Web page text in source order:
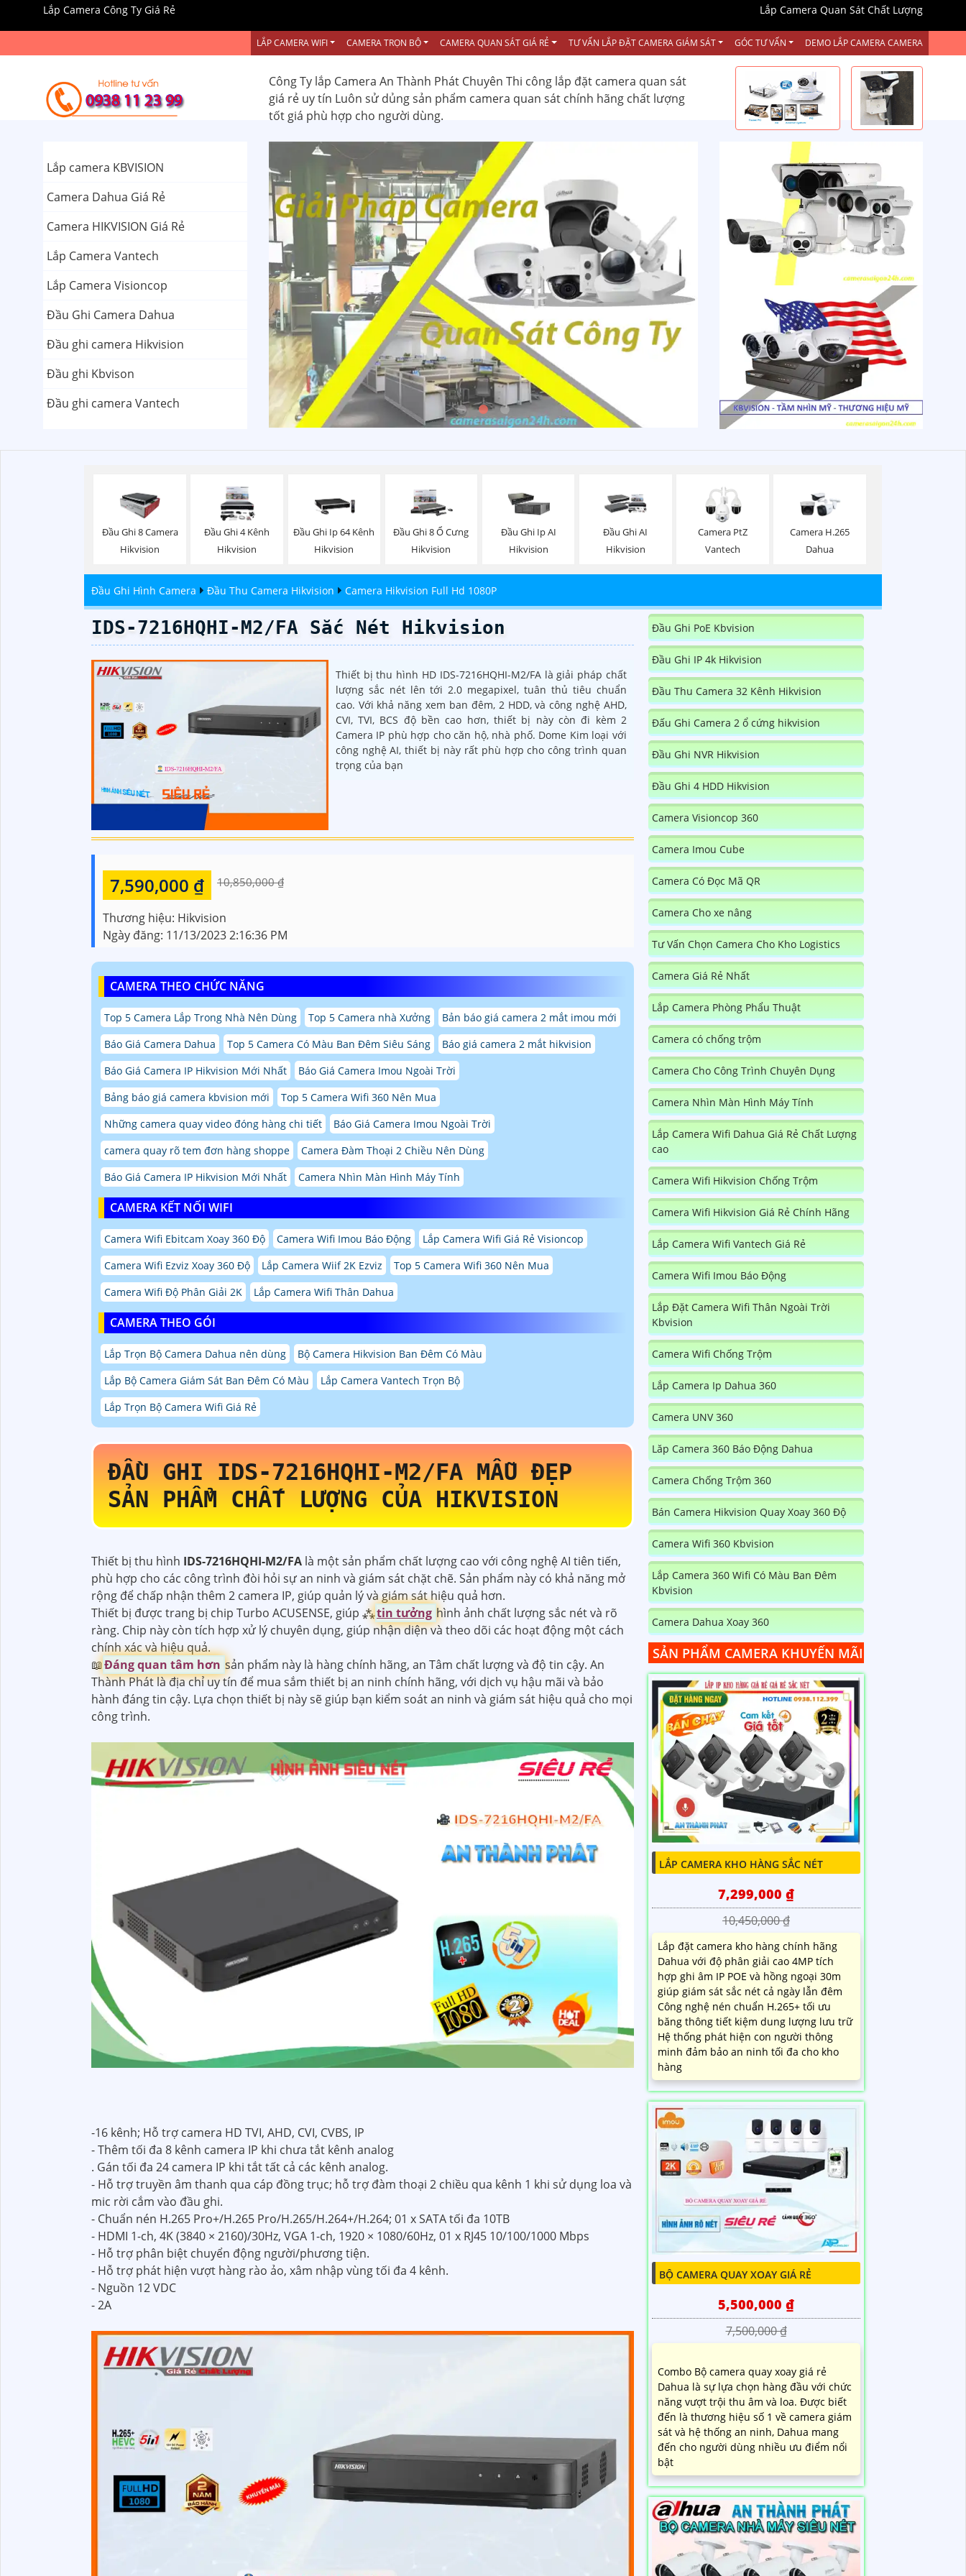
Lắp Camera Công Ty Giá Rẻ Lắp Camera Quan Sát Chất Lượng
LẮP CAMERA WIFI CAMERA TRỌN BỘ CAMERA QUAN SÁT GIÁ RẺ TƯ VẤN LẮP ĐẶT CAMERA GIÁM SÁT GÓC TƯ VẤN DEMO LẮP CAMERA CAMERA
Công Ty lắp Camera An Thành Phát Chuyên Thi công lắp đặt camera quan sát
giá rẻ uy tín Luôn sử dủng sản phẩm camera quan sát chính hãng chất lượng
tốt giá phù hợp cho người dùng.
Lắp camera KBVISION
Camera Dahua Giá Rẻ
Camera HIKVISION Giá Rẻ
Lắp Camera Vantech
Lắp Camera Visioncop
Đầu Ghi Camera Dahua
Đầu ghi camera Hikvision
Đầu ghi Kbvison
Đầu ghi camera Vantech
Đầu Ghi 8 Camera
Hikvision
Đầu Ghi 4 Kênh
Hikvision
Đầu Ghi Ip 64 Kênh
Hikvision
Đầu Ghi 8 Ổ Cưng
Hikvision
Đầu Ghi Ip AI
Hikvision
Đầu Ghi AI
Hikvision
Camera PtZ
Vantech
Camera H.265
Dahua
Đầu Ghi Hình Camera Đầu Thu Camera Hikvision Camera Hikvision Full Hd 1080P
IDS-7216HQHI-M2/FA Sắc Nét Hikvision
Thiết bị thu hình HD IDS-7216HQHI-M2/FA là giải pháp chất
lượng sắc nét lên tới 2.0 megapixel, tuân thủ tiêu chuẩn
cao. Với khả năng xem ban đêm, 2 HDD, và công nghệ AHD,
CVI, TVI, BCS độ bền cao hơn, thiết bị này còn đi kèm 2
Camera IP phù hợp cho căn hộ, nhà phố. Dome Kim loại với
công nghệ AI, thiết bị này rất phù hợp cho công trình quan
trọng của bạn
7,590,000 ₫ 10,850,000 ₫
Thương hiệu: Hikvision
Ngày đăng: 11/13/2023 2:16:36 PM
CAMERA THEO CHỨC NĂNG
Top 5 Camera Lắp Trong Nhà Nên Dùng Top 5 Camera nhà Xưởng
Bản báo giá camera 2 mắt imou mới
Báo Giá Camera Dahua
Top 5 Camera Có Màu Ban Đêm Siêu Sáng
Báo giá camera 2 mắt hikvision
Báo Giá Camera IP Hikvision Mới Nhất
Báo Giá Camera Imou Ngoài Trời
Bảng báo giá camera kbvision mới
Top 5 Camera Wifi 360 Nên Mua
Những camera quay video đóng hàng chi tiết
Báo Giá Camera Imou Ngoài Trời
camera quay rõ tem đơn hàng shoppe
Camera Đàm Thoại 2 Chiều Nên Dùng
Báo Giá Camera IP Hikvision Mới Nhất
Camera Nhìn Màn Hình Máy Tính
CAMERA KẾT NỐI WIFI
Camera Wifi Ebitcam Xoay 360 Độ Camera Wifi Imou Báo Động
Lắp Camera Wifi Giá Rẻ Visioncop
Camera Wifi Ezviz Xoay 360 Độ
Lắp Camera Wiif 2K Ezviz
Top 5 Camera Wifi 360 Nên Mua
Camera Wifi Độ Phân Giải 2K
Lắp Camera Wifi Thân Dahua
CAMERA THEO GÓI
Lắp Trọn Bộ Camera Dahua nên dùng
Bộ Camera Hikvision Ban Đêm Có Màu
Lắp Bộ Camera Giám Sát Ban Đêm Có Màu
Lắp Camera Vantech Trọn Bộ
Lắp Trọn Bộ Camera Wifi Giá Rẻ
ĐẦU GHI IDS-7216HQHI-M2/FA MẪU ĐẸP
SẢN PHẨM CHẤT LƯỢNG CỦA HIKVISION
Thiết bị thu hình IDS-7216HQHI-M2/FA là một sản phẩm chất lượng cao với công nghệ AI tiên tiến,
phù hợp cho các công trình đòi hỏi sự an ninh và giám sát chặt chẽ. Sản phẩm này có khả năng mở
rộng để chấp nhận thêm 2 camera IP, giúp quản lý và giám sát hiệu quả hơn.
Thiết bị được trang bị chip Turbo ACUSENSE, giúp ⁂tin tưởng hình ảnh chất lượng sắc nét và rõ
ràng. Chip này còn tích hợp xử lý chuyên dụng, giúp nhận diện và theo dõi các hoạt động một cách
chính xác và hiệu quả.
📖Đáng quan tâm hơn sản phẩm này là hàng chính hãng, an Tâm chất lượng và độ tin cậy. An
Thành Phát là địa chỉ uy tín để mua sắm thiết bị an ninh chính hãng, với dịch vụ hậu mãi và bảo
hành đáng tin cậy. Lựa chọn thiết bị này sẽ giúp bạn kiểm soát an ninh và giám sát hiệu quả cho mọi
công trình.
-16 kênh; Hỗ trợ camera HD TVI, AHD, CVI, CVBS, IP
- Thêm tối đa 8 kênh camera IP khi chưa tắt kênh analog
. Gán tối đa 24 camera IP khi tắt tất cả các kênh analog.
- Hỗ trợ truyền âm thanh qua cáp đồng trục; hỗ trợ đàm thoại 2 chiều qua kênh 1 khi sử dụng loa và
mic rời cắm vào đầu ghi.
- Chuẩn nén H.265 Pro+/H.265 Pro/H.265/H.264+/H.264; 01 x SATA tối đa 10TB
- HDMI 1-ch, 4K (3840 × 2160)/30Hz, VGA 1-ch, 1920 × 1080/60Hz, 01 x RJ45 10/100/1000 Mbps
- Hỗ trợ phân biệt chuyển động người/phương tiện.
- Hỗ trợ phát hiện vượt hàng rào ảo, xâm nhập vùng tối đa 4 kênh.
- Nguồn 12 VDC
- 2A
Đầu Ghi PoE Kbvision
Đầu Ghi IP 4k Hikvision
Đầu Thu Camera 32 Kênh Hikvision
Đấu Ghi Camera 2 ổ cứng hikvision
Đầu Ghi NVR Hikvision
Đầu Ghi 4 HDD Hikvision
Camera Visioncop 360
Camera Imou Cube
Camera Có Đọc Mã QR
Camera Cho xe nâng
Tư Vấn Chọn Camera Cho Kho Logistics
Camera Giá Rẻ Nhất
Lắp Camera Phòng Phẩu Thuật
Camera có chống trộm
Camera Cho Công Trình Chuyên Dụng
Camera Nhìn Màn Hình Máy Tính
Lắp Camera Wifi Dahua Giá Rẻ Chất Lượng
cao
Camera Wifi Hikvision Chống Trộm
Camera Wifi Hikvision Giá Rẻ Chính Hãng
Lắp Camera Wifi Vantech Giá Rẻ
Camera Wifi Imou Báo Động
Lắp Đặt Camera Wifi Thân Ngoài Trời
Kbvision
Camera Wifi Chống Trộm
Lắp Camera Ip Dahua 360
Camera UNV 360
Lăp Camera 360 Báo Động Dahua
Camera Chống Trộm 360
Bán Camera Hikvision Quay Xoay 360 Độ
Camera Wifi 360 Kbvision
Lắp Camera 360 Wifi Có Màu Ban Đêm
Kbvision
Camera Dahua Xoay 360
SẢN PHẨM CAMERA KHUYẾN MÃI
LẮP CAMERA KHO HÀNG SẮC NÉT
7,299,000 ₫
10,450,000 ₫
Lắp đặt camera kho hàng chính hãng
Dahua với độ phân giải cao 4MP tích
hợp ghi âm IP POE và hồng ngoại 30m
giúp giám sát sắc nét cả ngày lẫn đêm
Công nghệ nén chuẩn H.265+ tối ưu
băng thông tiết kiệm dung lượng lưu trữ
Hệ thống phát hiện con người thông
minh đảm bảo an ninh tối đa cho kho
hàng
BỘ CAMERA QUAY XOAY GIÁ RẺ
5,500,000 ₫
7,500,000 ₫
Combo Bộ camera quay xoay giá rẻ
Dahua là sự lựa chọn hàng đầu với chức
năng vượt trội thu âm và loa. Được biết
đến là thương hiệu số 1 về camera giám
sát và hệ thống an ninh, Dahua mang
đến cho người dùng nhiều ưu điểm nổi
bật